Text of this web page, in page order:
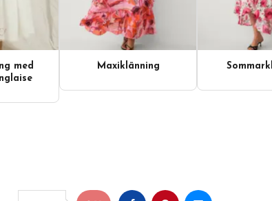
med
Maxiklänning